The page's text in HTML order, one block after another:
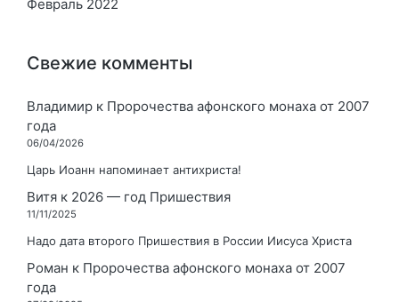
Февраль 2022
Свежие комменты
Владимир к Пророчества афонского монаха от 2007
года
06/04/2026
Царь Иоанн напоминает антихриста!
Витя к 2026 — год Пришествия
11/11/2025
Надо дата второго Пришествия в России Иисуса Христа
Роман к Пророчества афонского монаха от 2007
года